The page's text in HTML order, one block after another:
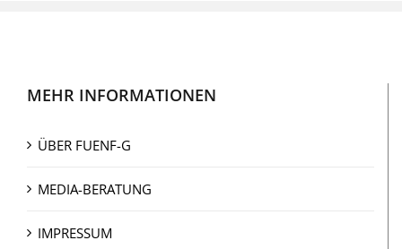
MEHR INFORMATIONEN
ÜBER FUENF-G
MEDIA-BERATUNG
IMPRESSUM